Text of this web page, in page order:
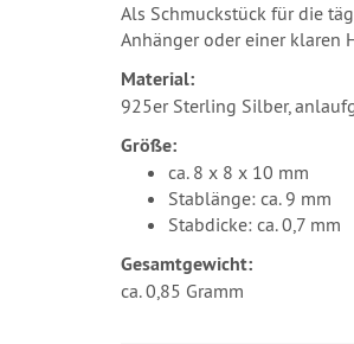
Als Schmuckstück für die
Anhänger oder einer klaren
Material:
925er Sterling Silber,
Größe:
ca. 8 x 8 x 10 mm
Stablänge: ca. 9 mm
Stabdicke: ca. 0,7 mm
Gesamtgewicht:
ca. 0,85 Gramm